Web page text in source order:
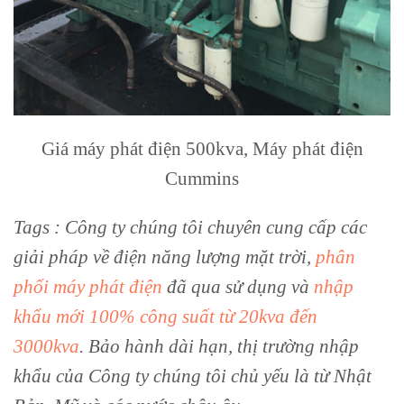
Giá máy phát điện 500kva, Máy phát điện
Cummins
Tags : Công ty chúng tôi chuyên cung cấp các
giải pháp về điện năng lượng mặt trời, phân
phối máy phát điện đã qua sử dụng và nhập
khẩu mới 100% công suất từ 20kva đến
3000kva. Bảo hành dài hạn, thị trường nhập
khẩu của Công ty chúng tôi chủ yếu là từ Nhật